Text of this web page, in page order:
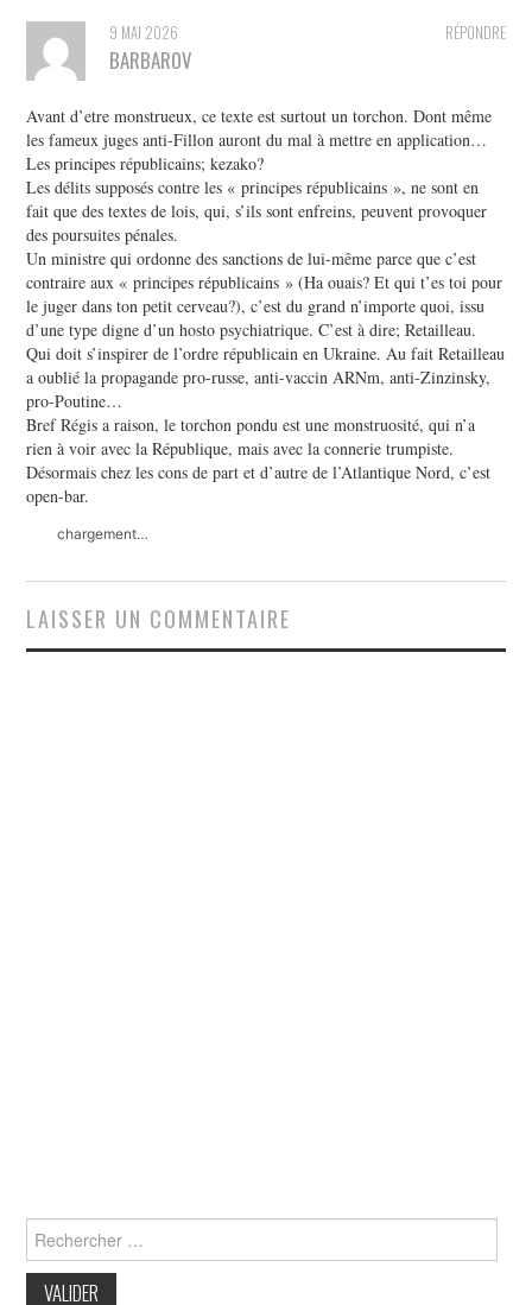
RÉPONDRE
9 MAI 2026
BARBAROV
Avant d’etre monstrueux, ce texte est surtout un torchon. Dont même
les fameux juges anti-Fillon auront du mal à mettre en application…
Les principes républicains; kezako?
Les délits supposés contre les « principes républicains », ne sont en
fait que des textes de lois, qui, s’ils sont enfreins, peuvent provoquer
des poursuites pénales.
Un ministre qui ordonne des sanctions de lui-même parce que c’est
contraire aux « principes républicains » (Ha ouais? Et qui t’es toi pour
le juger dans ton petit cerveau?), c’est du grand n’importe quoi, issu
d’une type digne d’un hosto psychiatrique. C’est à dire; Retailleau.
Qui doit s’inspirer de l’ordre républicain en Ukraine. Au fait Retailleau
a oublié la propagande pro-russe, anti-vaccin ARNm, anti-Zinzinsky,
pro-Poutine…
Bref Régis a raison, le torchon pondu est une monstruosité, qui n’a
rien à voir avec la République, mais avec la connerie trumpiste.
Désormais chez les cons de part et d’autre de l’Atlantique Nord, c’est
open-bar.
chargement…
LAISSER UN COMMENTAIRE
Search
for: